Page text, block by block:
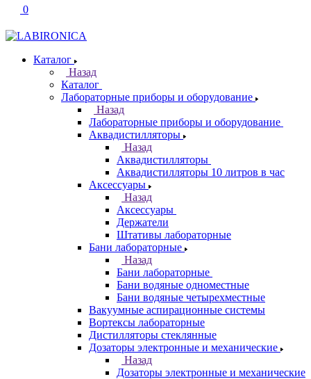
0
Каталог
Назад
Каталог
Лабораторные приборы и оборудование
Назад
Лабораторные приборы и оборудование
Аквадистилляторы
Назад
Аквадистилляторы
Аквадистилляторы 10 литров в час
Аксессуары
Назад
Аксессуары
Держатели
Штативы лабораторные
Бани лабораторные
Назад
Бани лабораторные
Бани водяные одноместные
Бани водяные четырехместные
Вакуумные аспирационные системы
Вортексы лабораторные
Дистилляторы стеклянные
Дозаторы электронные и механические
Назад
Дозаторы электронные и механические